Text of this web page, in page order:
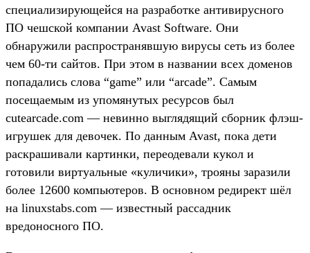
специализирующейся на разработке антивирусного
ПО чешской компании Avast Software. Они
обнаружили распространявшую вирусы сеть из более
чем 60-ти сайтов. При этом в названии всех доменов
попадались слова “game” или “arcade”. Самым
посещаемым из упомянутых ресурсов был
cutearcade.com — невинно выглядящий сборник флэш-
игрушек для девочек. По данным Avast, пока дети
раскрашивали картинки, переодевали кукол и
готовили виртуальные «куличики», трояны заразили
более 12600 компьютеров. В основном редирект шёл
на linuxstabs.com — известный рассадник
вредоносного ПО.